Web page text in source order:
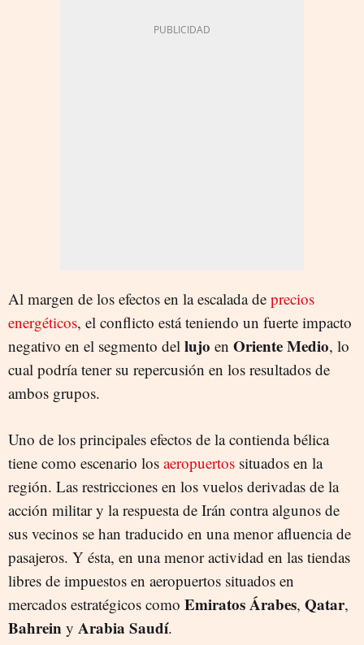
Al margen de los efectos en la escalada de precios
energéticos, el conflicto está teniendo un fuerte impacto
negativo en el segmento del lujo en Oriente Medio, lo
cual podría tener su repercusión en los resultados de
ambos grupos.
Uno de los principales efectos de la contienda bélica
tiene como escenario los aeropuertos situados en la
región. Las restricciones en los vuelos derivadas de la
acción militar y la respuesta de Irán contra algunos de
sus vecinos se han traducido en una menor afluencia de
pasajeros. Y ésta, en una menor actividad en las tiendas
libres de impuestos en aeropuertos situados en
mercados estratégicos como Emiratos Árabes, Qatar,
Bahrein y Arabia Saudí.